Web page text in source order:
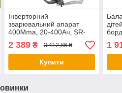
Інверторний
зварювальний апарат
400Mma, 20-400Ач, SR-
2000 / Сварка інверторна /
Зварювальний інвертор
для дому
2 389₴ 3 412,86 ₴
Купити
1